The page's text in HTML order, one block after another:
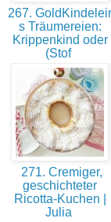
267.
s Träumereien:
Krippenkind oder
(Stof
271. Cremiger,
geschichteter
Ricotta-Kuchen |
Julia